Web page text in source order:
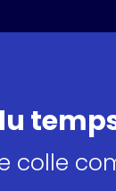
colle